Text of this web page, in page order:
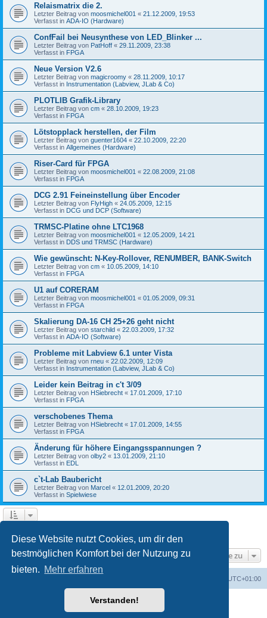
Diese Website nutzt Cookies, um dir den
bestmöglichen Komfort bei der Nutzung zu
bieten. Mehr erfahren
Verstanden!
Relaismatrix die 2.
Letzter Beitrag von moosmichel001 « 21.12.2009, 19:53
Verfasst in ADA-IO (Hardware)
ConfFail bei Neusynthese von LED_Blinker ...
Letzter Beitrag von PatHoff « 29.11.2009, 23:38
Verfasst in FPGA
Neue Version V2.6
Letzter Beitrag von magicroomy « 28.11.2009, 10:17
Verfasst in Instrumentation (Labview, JLab & Co)
PLOTLIB Grafik-Library
Letzter Beitrag von cm « 28.10.2009, 19:23
Verfasst in FPGA
Lötstopplack herstellen, der Film
Letzter Beitrag von guenter1604 « 22.10.2009, 22:20
Verfasst in Allgemeines (Hardware)
Riser-Card für FPGA
Letzter Beitrag von moosmichel001 « 22.08.2009, 21:08
Verfasst in FPGA
DCG 2.91 Feineinstellung über Encoder
Letzter Beitrag von FlyHigh « 24.05.2009, 12:15
Verfasst in DCG und DCP (Software)
TRMSC-Platine ohne LTC1968
Letzter Beitrag von moosmichel001 « 12.05.2009, 14:21
Verfasst in DDS und TRMSC (Hardware)
Wie gewünscht: N-Key-Rollover, RENUMBER, BANK-Switch
Letzter Beitrag von cm « 10.05.2009, 14:10
Verfasst in FPGA
U1 auf CORERAM
Letzter Beitrag von moosmichel001 « 01.05.2009, 09:31
Verfasst in FPGA
Skalierung DA-16 CH 25+26 geht nicht
Letzter Beitrag von starchild « 22.03.2009, 17:32
Verfasst in ADA-IO (Software)
Probleme mit Labview 6.1 unter Vista
Letzter Beitrag von rneu « 22.02.2009, 12:09
Verfasst in Instrumentation (Labview, JLab & Co)
Leider kein Beitrag in c't 3/09
Letzter Beitrag von HSiebrecht « 17.01.2009, 17:10
Verfasst in FPGA
verschobenes Thema
Letzter Beitrag von HSiebrecht « 17.01.2009, 14:55
Verfasst in FPGA
Änderung für höhere Eingangsspannungen ?
Letzter Beitrag von olby2 « 13.01.2009, 21:10
Verfasst in EDL
c`t-Lab Baubericht
Letzter Beitrag von Marcel « 12.01.2009, 20:20
Verfasst in Spielwiese
Gehe zu
UTC+01:00
Powered byphpBB® Forum Software © phpBB Limited
phpBB.de